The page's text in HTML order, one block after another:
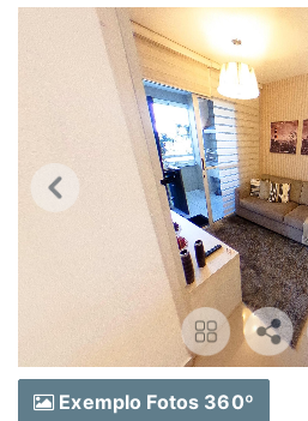
Exemplo Fotos 360º